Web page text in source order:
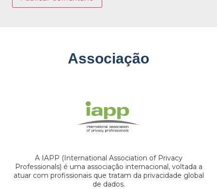
Associação
A IAPP (International Association of Privacy
Professionals) é uma associação internacional, voltada a
atuar com profissionais que tratam da privacidade global
de dados.